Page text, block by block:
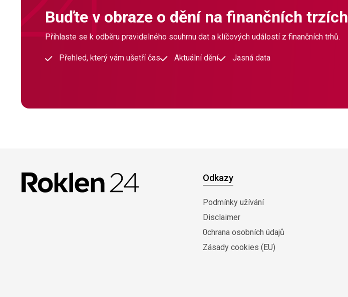
Buďte v obraze o dění na finančních trzích
Přihlaste se k odběru pravidelného souhrnu dat a klíčových událostí z finančních trhů.
Přehled, který vám ušetří čas Aktuální dění Jasná data
Odkazy
Podmínky užívání
Disclaimer
0chrana osobních údajů
Zásady cookies (EU)